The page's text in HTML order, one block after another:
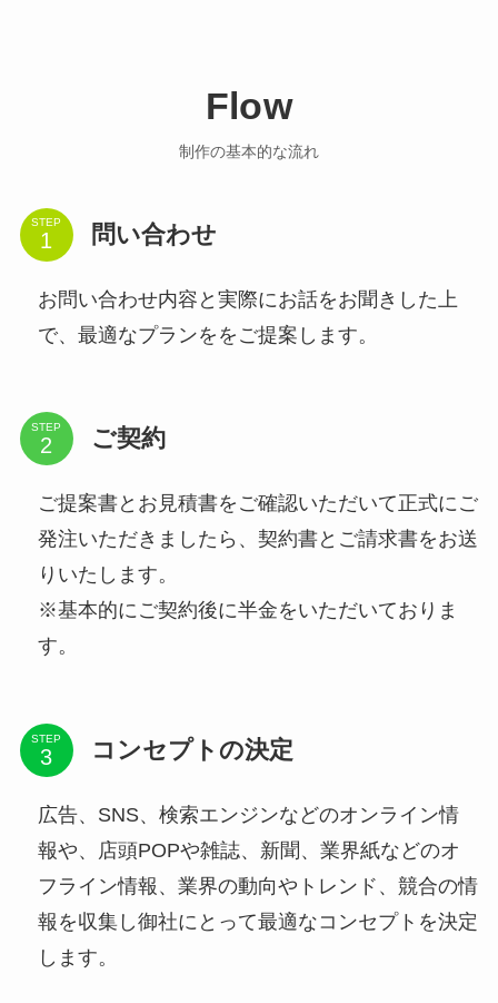
Flow
制作の基本的な流れ
STEP 問い合わせ
お問い合わせ内容と実際にお話をお聞きした上
で、最適なプランををご提案します。
STEP ご契約
ご提案書とお見積書をご確認いただいて正式にご
発注いただきましたら、契約書とご請求書をお送
りいたします。
※基本的にご契約後に半金をいただいておりま
す。
STEP コンセプトの決定
広告、SNS、検索エンジンなどのオンライン情
報や、店頭POPや雑誌、新聞、業界紙などのオ
フライン情報、業界の動向やトレンド、競合の情
報を収集し御社にとって最適なコンセプトを決定
します。